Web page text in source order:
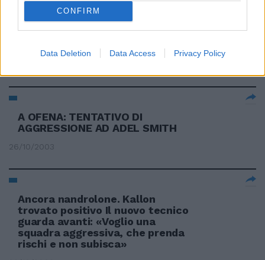
CONFIRM
Data Deletion Data Access Privacy Policy
Stilo, aggressiva e tecnologica
A OFENA: TENTATIVO DI
AGGRESSIONE AD ADEL SMITH
26/10/2003
Ancora nandrolone. Kallon
trovato positivo Il nuovo tecnico
guarda avanti: «Voglio una
squadra aggressiva, che prenda
rischi e non subisca»